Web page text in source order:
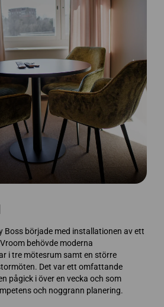
Boss började med installationen av ett
behövde moderna
i tre mötesrum samt en större
Det var ett omfattande
pågick i över en vecka och som
och noggrann planering.